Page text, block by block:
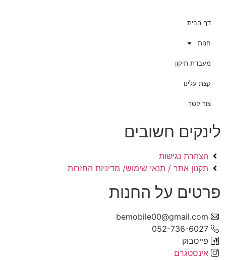
דף הבית
חנות
מעבדת תיקון
קצת עלינו
צור קשר
לינקים חשובים
הצהרת נגישות
תקנון אתר / תנאי שימוש/ מדיניות החזרות
פרטים על החנות
bemobile00@gmail.com
052-736-6027
פייסבוק
אינסטגרם